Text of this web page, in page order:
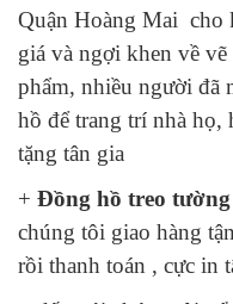
Quận Hoàng Mai cho
giá và ngợi khen về vẽ
phẩm, nhiều người đã
hồ để trang trí nhà họ,
tặng tân gia
+ Đồng hồ treo
chúng tôi giao hàng
rồi thanh toán , cực in